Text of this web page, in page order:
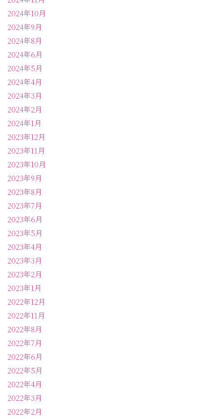
2024年10月
2024年9月
2024年8月
2024年6月
2024年5月
2024年4月
2024年3月
2024年2月
2024年1月
2023年12月
2023年11月
2023年10月
2023年9月
2023年8月
2023年7月
2023年6月
2023年5月
2023年4月
2023年3月
2023年2月
2023年1月
2022年12月
2022年11月
2022年8月
2022年7月
2022年6月
2022年5月
2022年4月
2022年3月
2022年2月